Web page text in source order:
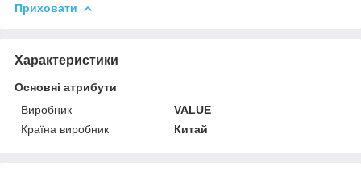
Приховати
Характеристики
Основні атрибути
Виробник
VALUE
Країна виробник
Китай